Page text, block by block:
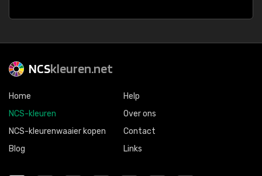
NCSkleuren.net
Home
NCS-kleuren
NCS-kleurenwaaier kopen
Blog
Help
Over ons
Contact
Links